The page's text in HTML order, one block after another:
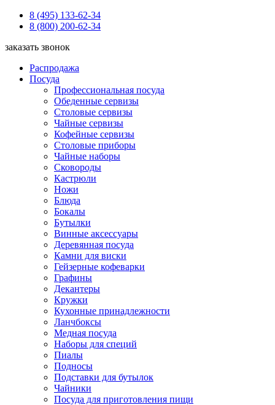
8 (495) 133-62-34
8 (800) 200-62-34
заказать звонок
Распродажа
Посуда
Профессиональная посуда
Обеденные сервизы
Столовые сервизы
Чайные сервизы
Кофейные сервизы
Столовые приборы
Чайные наборы
Сковороды
Кастрюли
Ножи
Блюда
Бокалы
Бутылки
Винные аксессуары
Деревянная посуда
Камни для виски
Гейзерные кофеварки
Графины
Декантеры
Кружки
Кухонные принадлежности
Ланчбоксы
Медная посуда
Наборы для специй
Пиалы
Подносы
Подставки для бутылок
Чайники
Посуда для приготовления пищи